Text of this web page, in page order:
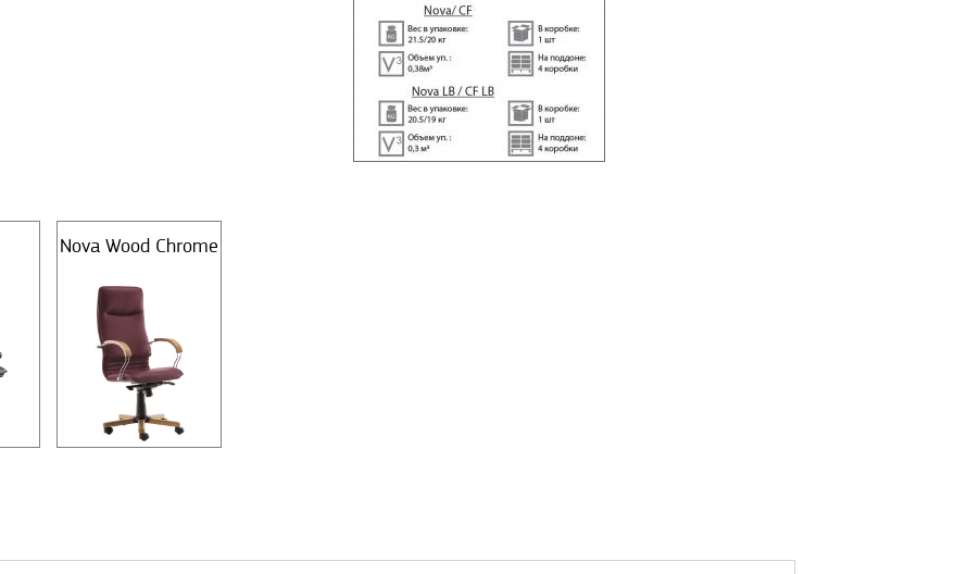
Nova Wood Chrome